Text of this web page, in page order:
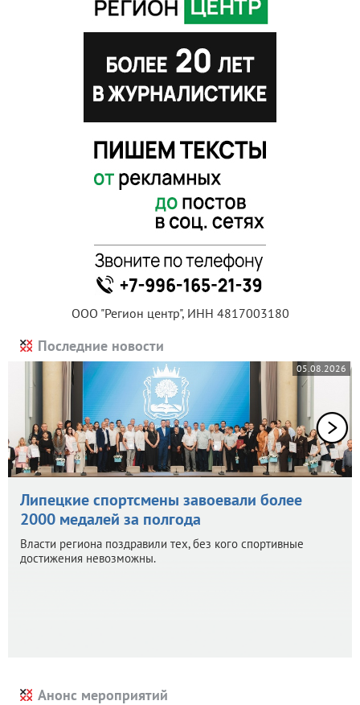
ООО "Регион центр", ИНН 4817003180
Последние новости
05.08.2026
Липецкие спортсмены завоевали более
2000 медалей за полгода
Власти региона поздравили тех, без кого спортивные
достижения невозможны.
Анонс мероприятий